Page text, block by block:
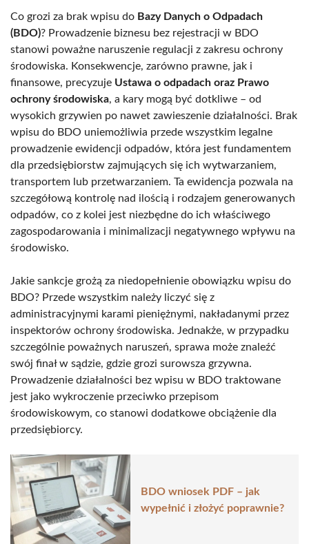
Co grozi za brak wpisu do Bazy Danych o Odpadach
(BDO)? Prowadzenie biznesu bez rejestracji w BDO
stanowi poważne naruszenie regulacji z zakresu ochrony
środowiska. Konsekwencje, zarówno prawne, jak i
finansowe, precyzuje Ustawa o odpadach oraz Prawo
ochrony środowiska, a kary mogą być dotkliwe – od
wysokich grzywien po nawet zawieszenie działalności. Brak
wpisu do BDO uniemożliwia przede wszystkim legalne
prowadzenie ewidencji odpadów, która jest fundamentem
dla przedsiębiorstw zajmujących się ich wytwarzaniem,
transportem lub przetwarzaniem. Ta ewidencja pozwala na
szczegółową kontrolę nad ilością i rodzajem generowanych
odpadów, co z kolei jest niezbędne do ich właściwego
zagospodarowania i minimalizacji negatywnego wpływu na
środowisko.
Jakie sankcje grożą za niedopełnienie obowiązku wpisu do
BDO? Przede wszystkim należy liczyć się z
administracyjnymi karami pieniężnymi, nakładanymi przez
inspektorów ochrony środowiska. Jednakże, w przypadku
szczególnie poważnych naruszeń, sprawa może znaleźć
swój finał w sądzie, gdzie grozi surowsza grzywna.
Prowadzenie działalności bez wpisu w BDO traktowane
jest jako wykroczenie przeciwko przepisom
środowiskowym, co stanowi dodatkowe obciążenie dla
przedsiębiorcy.
BDO wniosek PDF – jak
wypełnić i złożyć poprawnie?